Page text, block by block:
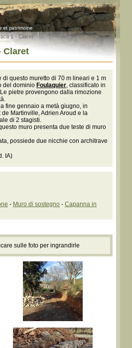
1 - Claret
Claret
di questo muretto di 70 m lineari e 1 m
del dominio Foulaquier, classificato in
pietre provengono dalla rimozione
fine gennaio a metà giugno, in
Martinville, Adrien Aroud e la
di 2 stagisti.
muro presenta due teste di muro
possiede due nicchie con architrave
IA)
- Muro di sostegno - Capanna in
sulle foto per ingrandirle